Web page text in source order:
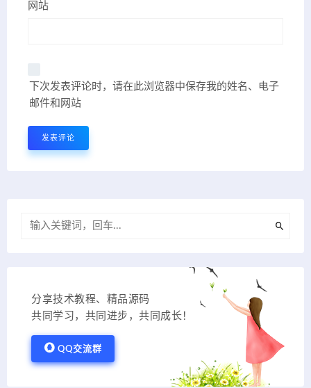
网站
下次发表评论时，请在此浏览器中保存我的姓名、电子
邮件和网站
分享技术教程、精品源码
共同学习，共同进步，共同成长！
QQ交流群